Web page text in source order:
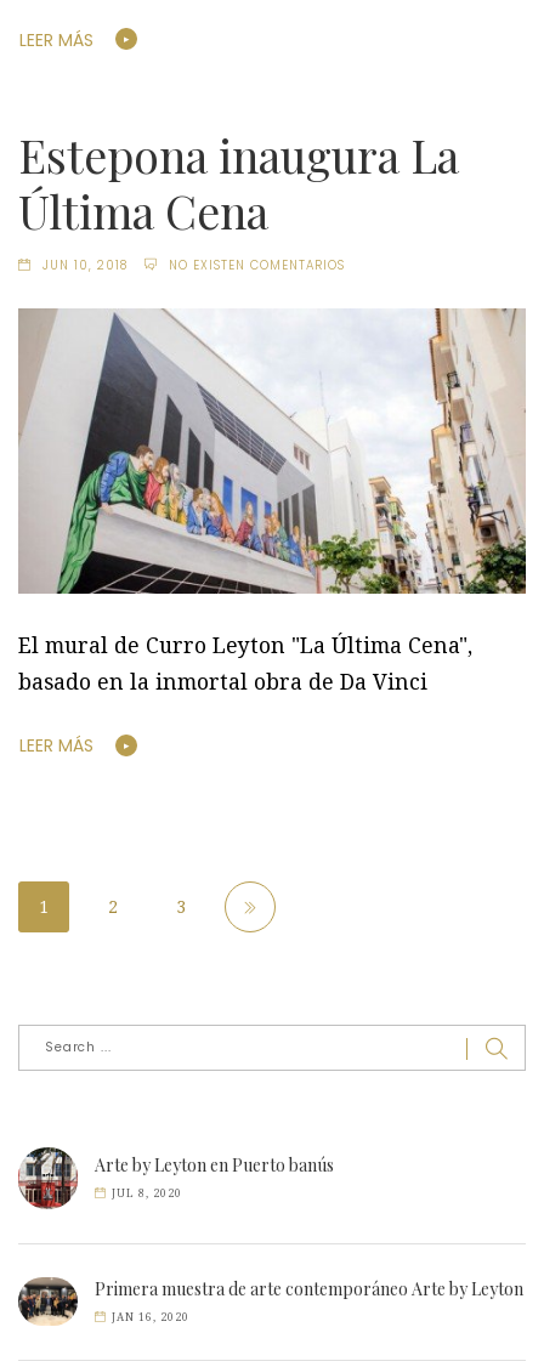
LEER MÁS
Estepona inaugura La
Última Cena
JUN 10, 2018 NO EXISTEN COMENTARIOS
El mural de Curro Leyton "La Última Cena",
basado en la inmortal obra de Da Vinci
LEER MÁS
1 2 3
Arte by Leyton en Puerto banús
JUL 8, 2020
Primera muestra de arte contemporáneo Arte by Leyton
JAN 16, 2020